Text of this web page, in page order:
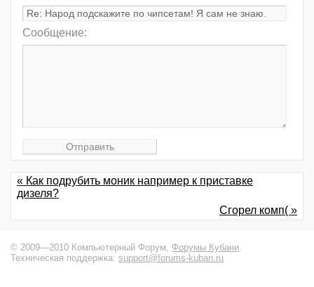
Сообщение:
« Как подрубить моник например к приставке
дизеля?
Сгорел комп( »
© 2009—2010 Компьютерный Форум, Форумы Кубани
Техническая поддержка: support@forums-kuban.ru